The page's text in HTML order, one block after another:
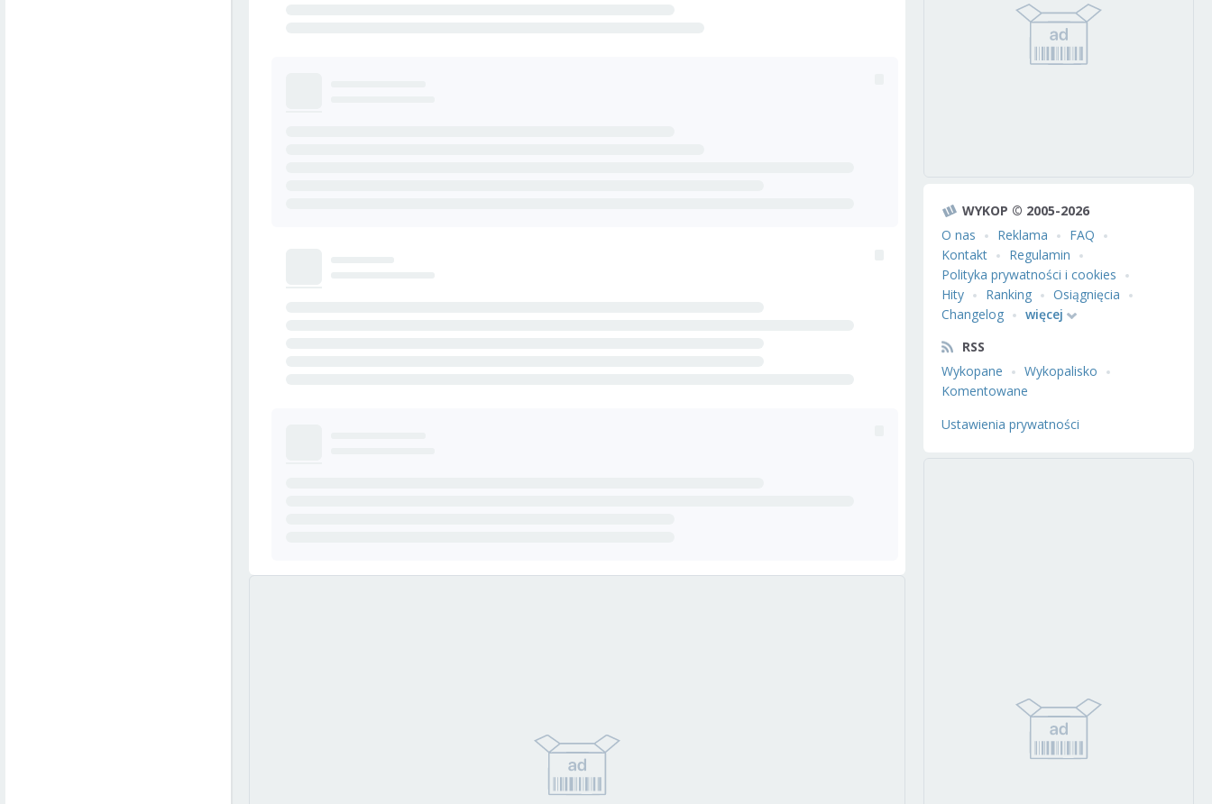
WYKOP © 2005-2026
O nas
Reklama
FAQ
Kontakt
Regulamin
Polityka prywatności i cookies
Hity
Ranking
Osiągnięcia
Changelog
więcej
RSS
Wykopane
Wykopalisko
Komentowane
Ustawienia prywatności